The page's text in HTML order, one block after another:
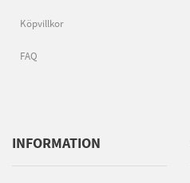
Köpvillkor
FAQ
INFORMATION